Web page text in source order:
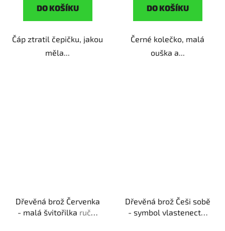
DO KOŠÍKU
Čáp ztratil čepičku, jakou
měla...
DO KOŠÍKU
Černé kolečko, malá
ouška a...
Dřevěná brož Červenka
- malá švitořilka ruční
Dřevěná brož Češi sobě
- symbol vlastenectví